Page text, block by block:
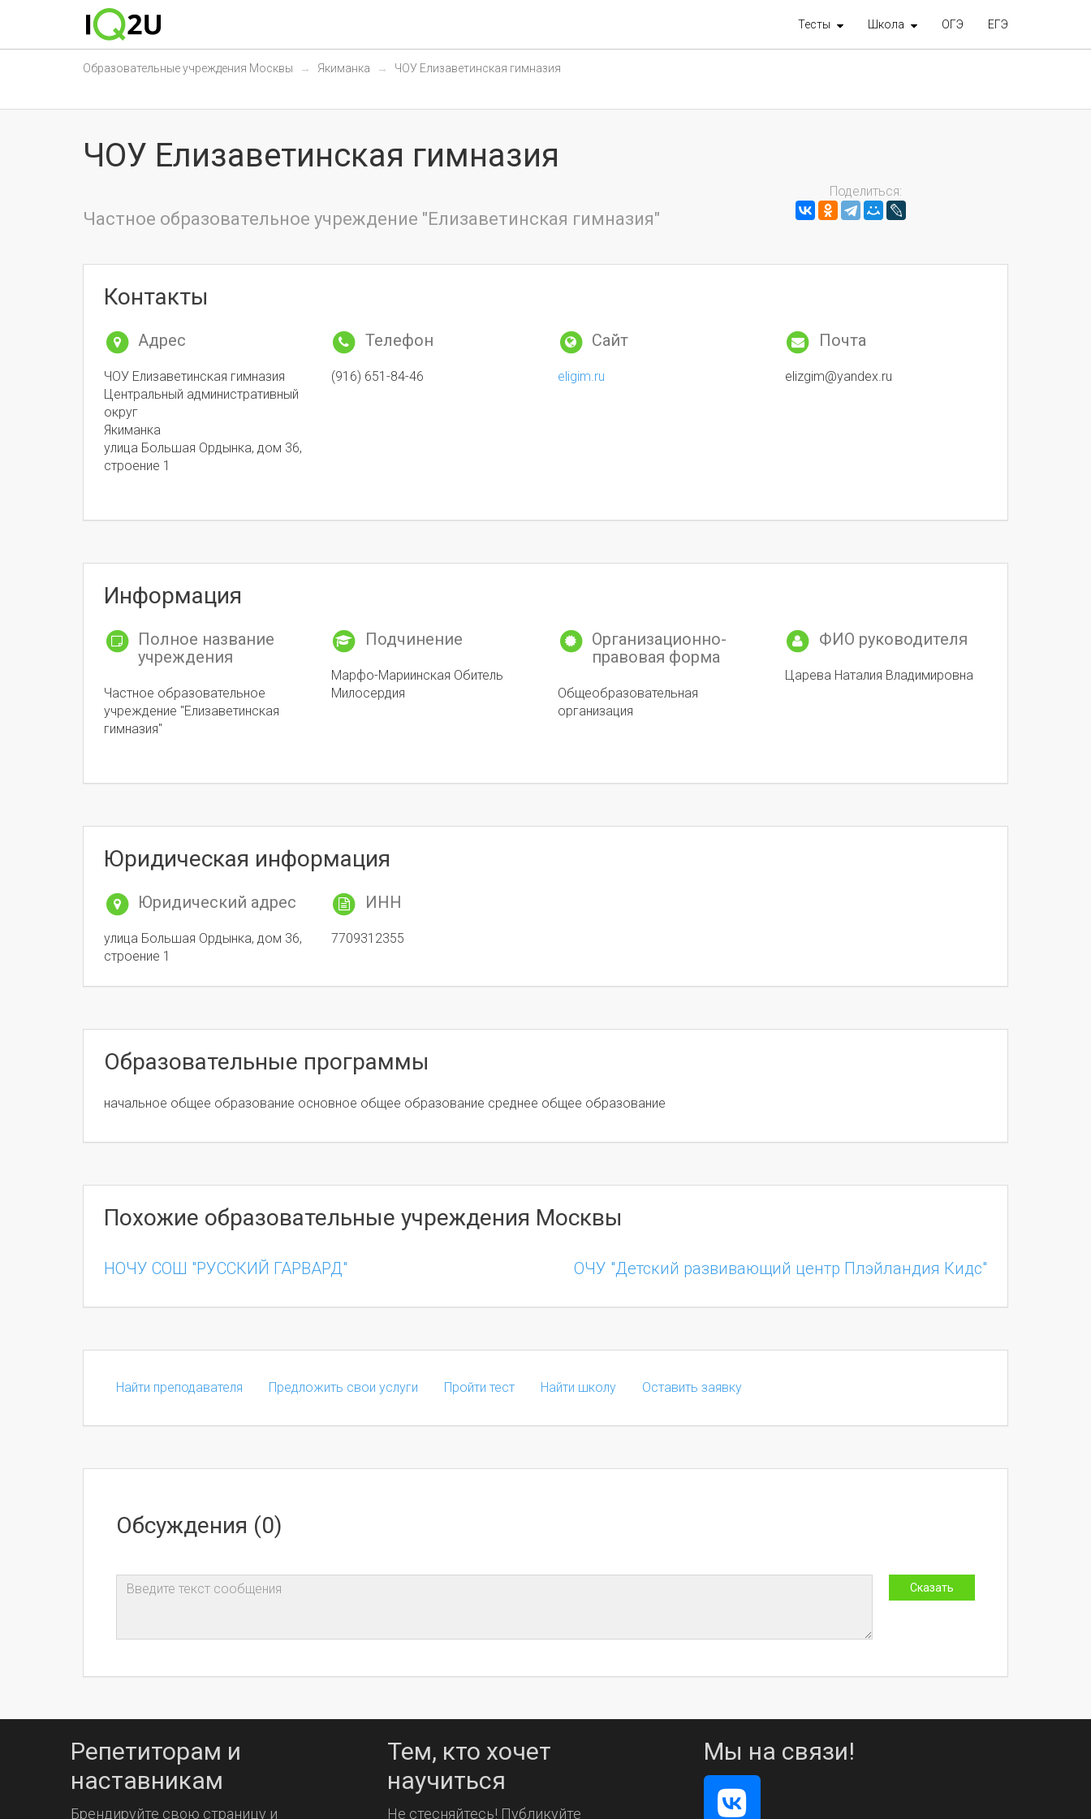
Тесты Школа ОГЭ ЕГЭ
Образовательные учреждения Москвы Якиманка ЧОУ Елизаветинская гимназия
ЧОУ Елизаветинская гимназия
Частное образовательное учреждение "Елизаветинская гимназия"
Поделиться:
Контакты
Адрес
ЧОУ Елизаветинская гимназия
Центральный административный
округ
Якиманка
улица Большая Ордынка, дом 36,
строение 1
Телефон
(916) 651-84-46
Сайт
eligim.ru
Почта
elizgim@yandex.ru
Информация
Полное название
учреждения
Частное образовательное
учреждение "Елизаветинская
гимназия"
Подчинение
Марфо-Мариинская Обитель
Милосердия
Организационно-
правовая форма
Общеобразовательная
организация
ФИО руководителя
Царева Наталия Владимировна
Юридическая информация
Юридический адрес
улица Большая Ордынка, дом 36,
строение 1
ИНН
7709312355
Образовательные программы
начальное общее образование основное общее образование среднее общее образование
Похожие образовательные учреждения Москвы
НОЧУ СОШ "РУССКИЙ ГАРВАРД" ОЧУ "Детский развивающий центр Плэйландия Кидс"
Найти преподавателя Предложить свои услуги Пройти тест Найти школу Оставить заявку
Обсуждения (0)
Репетиторам и
наставникам
Брендируйте свою страницу и
Тем, кто хочет
научиться
Не стесняйтесь! Публикуйте
Мы на связи!